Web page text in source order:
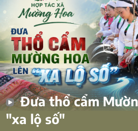
Đưa thổ cẩm
"xa lộ số"